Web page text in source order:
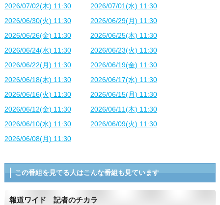
2026/07/02(木) 11:30
2026/07/01(水) 11:30
2026/06/30(火) 11:30
2026/06/29(月) 11:30
2026/06/26(金) 11:30
2026/06/25(木) 11:30
2026/06/24(水) 11:30
2026/06/23(火) 11:30
2026/06/22(月) 11:30
2026/06/19(金) 11:30
2026/06/18(木) 11:30
2026/06/17(水) 11:30
2026/06/16(火) 11:30
2026/06/15(月) 11:30
2026/06/12(金) 11:30
2026/06/11(木) 11:30
2026/06/10(水) 11:30
2026/06/09(火) 11:30
2026/06/08(月) 11:30
この番組を見てる人はこんな番組も見ています
報道ワイド 記者のチカラ